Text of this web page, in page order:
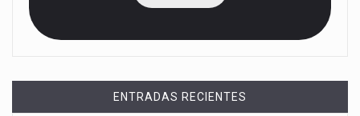
ENTRADAS RECIENTES